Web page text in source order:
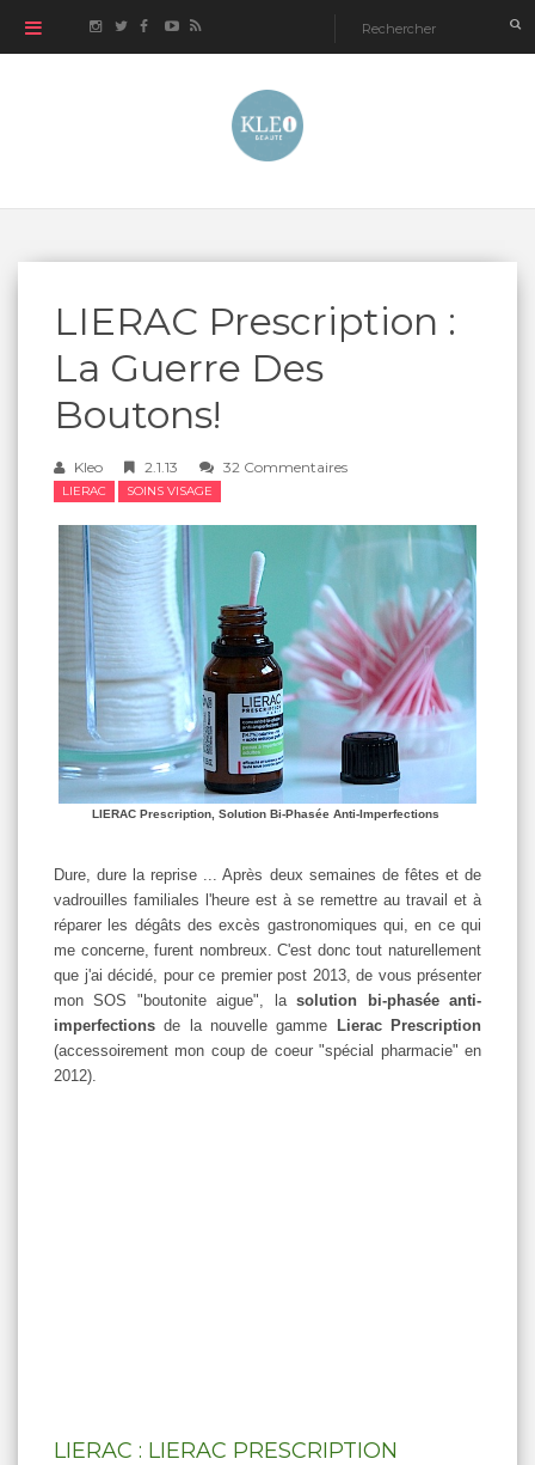
LIERAC Prescription :
La Guerre Des
Boutons!
Kleo 2.1.13 32 Commentaires
LIERAC SOINS VISAGE
LIERAC Prescription, Solution Bi-Phasée Anti-Imperfections
Dure, dure la reprise ... Après deux semaines de fêtes et de
vadrouilles familiales l'heure est à se remettre au travail et à
réparer les dégâts des excès gastronomiques qui, en ce qui
me concerne, furent nombreux. C'est donc tout naturellement
que j'ai décidé, pour ce premier post 2013, de vous présenter
mon SOS "boutonite aigue", lasolution bi-phasée anti-
imperfectionsde la nouvelle gamme Lierac Prescription
(accessoirement mon coup de coeur "spécial pharmacie" en
2012).
LIERAC : LIERAC PRESCRIPTION